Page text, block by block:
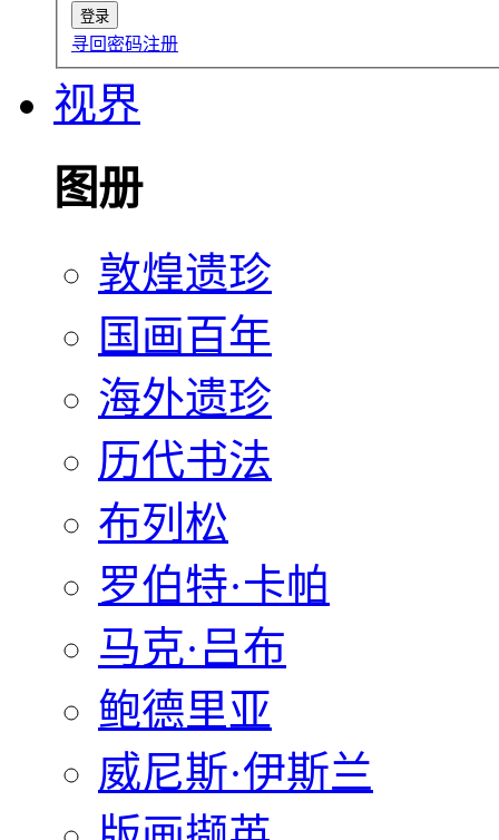
寻回密码注册
视界
图册
敦煌遗珍
国画百年
海外遗珍
历代书法
布列松
罗伯特·卡帕
马克·吕布
鲍德里亚
威尼斯·伊斯兰